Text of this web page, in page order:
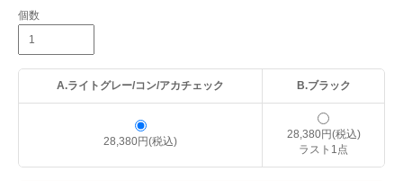
個数
A.ライトグレー/コン/アカチェック B.ブラック
28,380円(税込)
28,380円(税込)
ラスト1点